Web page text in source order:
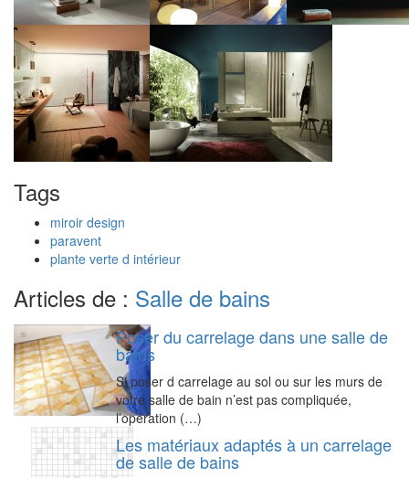
Tags
miroir design
paravent
plante verte d intérieur
Articles de : Salle de bains
Poser du carrelage dans une salle de
bains
Si poser d carrelage au sol ou sur les murs de
votre salle de bain n’est pas compliquée,
l’opération (…)
Les matériaux adaptés à un carrelage
de salle de bains